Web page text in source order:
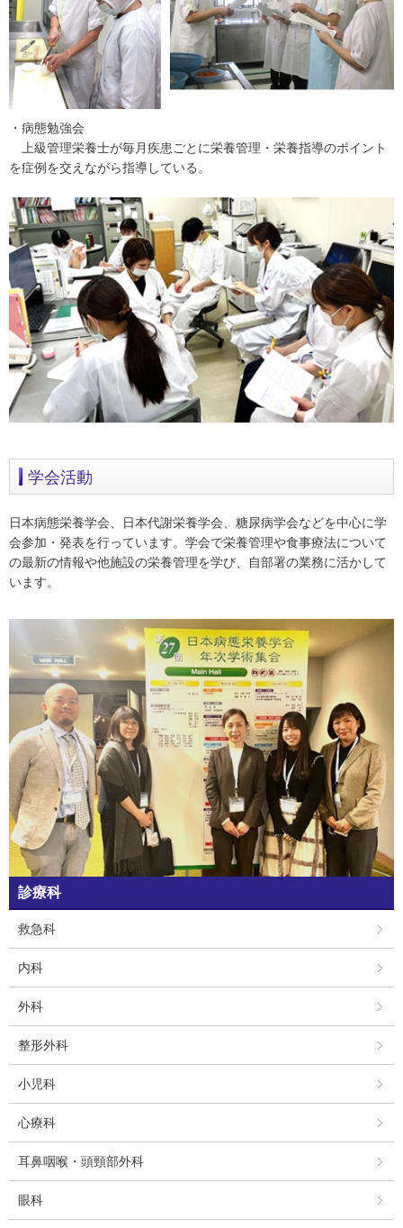
・病態勉強会
上級管理栄養士が毎月疾患ごとに栄養管理・栄養指導のポイント
を症例を交えながら指導している。
学会活動
日本病態栄養学会、日本代謝栄養学会、糖尿病学会などを中心に学
会参加・発表を行っています。学会で栄養管理や食事療法について
の最新の情報や他施設の栄養管理を学び、自部署の業務に活かして
います。
診療科
救急科
内科
外科
整形外科
小児科
心療科
耳鼻咽喉・頭頸部外科
眼科